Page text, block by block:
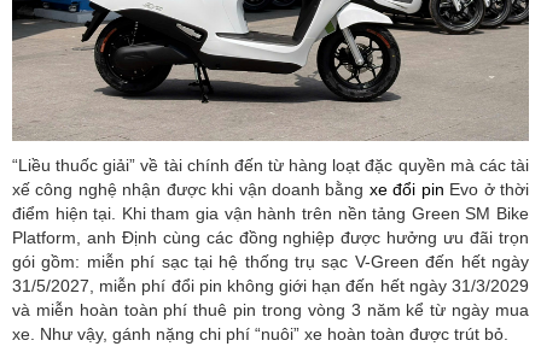
“Liều thuốc giải” về tài chính đến từ hàng loạt đặc quyền mà các tài
xế công nghệ nhận được khi vận doanh bằng xe đổi pin Evo ở thời
điểm hiện tại. Khi tham gia vận hành trên nền tảng Green SM Bike
Platform, anh Định cùng các đồng nghiệp được hưởng ưu đãi trọn
gói gồm: miễn phí sạc tại hệ thống trụ sạc V-Green đến hết ngày
31/5/2027, miễn phí đổi pin không giới hạn đến hết ngày 31/3/2029
và miễn hoàn toàn phí thuê pin trong vòng 3 năm kể từ ngày mua
xe. Như vậy, gánh nặng chi phí “nuôi” xe hoàn toàn được trút bỏ.